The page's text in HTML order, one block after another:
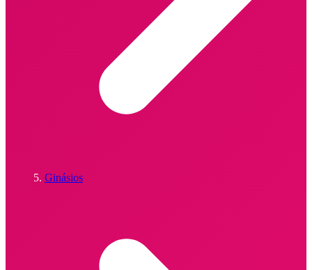
Ginásios